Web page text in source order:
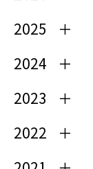
2025
2024
2023
2022